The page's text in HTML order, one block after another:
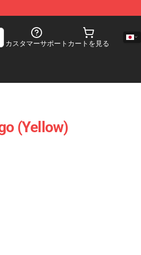
カスタマーサポート カートを見る
(Yellow)